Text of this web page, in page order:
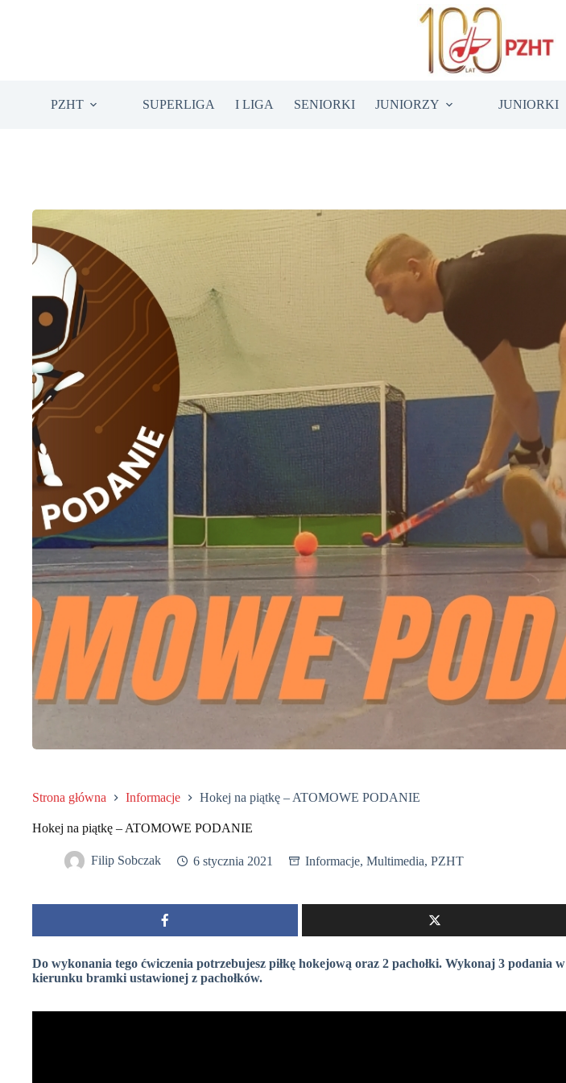
PZHT SUPERLIGA I LIGA SENIORKI JUNIORZY JUNIORKI
Strona główna Informacje Hokej na piątkę – ATOMOWE PODANIE
Hokej na piątkę – ATOMOWE PODANIE
Filip Sobczak 6 stycznia 2021 Informacje, Multimedia, PZHT
Do wykonania tego ćwiczenia potrzebujesz piłkę hokejową oraz 2 pachołki. Wykonaj 3 podania w
kierunku bramki ustawionej z pachołków.